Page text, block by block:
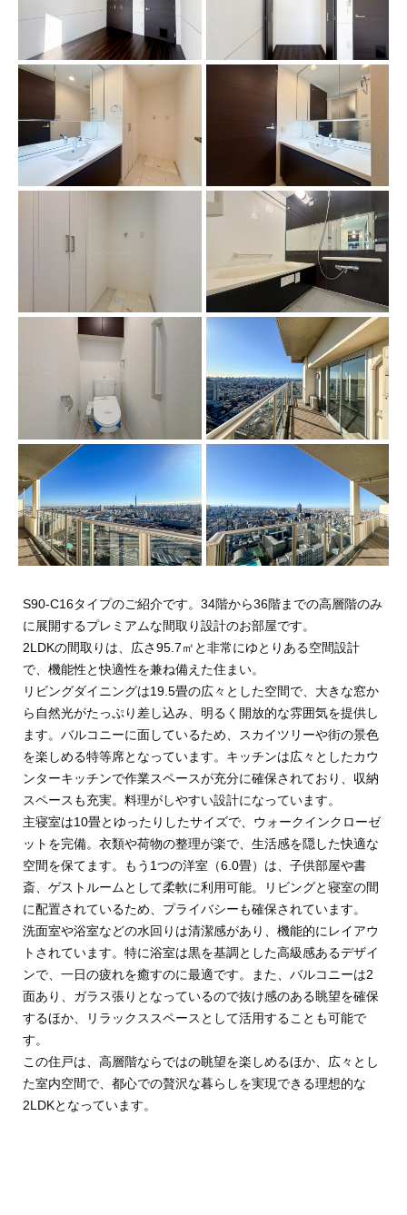
S90-C16タイプのご紹介です。34階から36階までの高層階のみ
に展開するプレミアムな間取り設計のお部屋です。
2LDKの間取りは、広さ95.7㎡と非常にゆとりある空間設計
で、機能性と快適性を兼ね備えた住まい。
リビングダイニングは19.5畳の広々とした空間で、大きな窓か
ら自然光がたっぷり差し込み、明るく開放的な雰囲気を提供し
ます。バルコニーに面しているため、スカイツリーや街の景色
を楽しめる特等席となっています。キッチンは広々としたカウ
ンターキッチンで作業スペースが充分に確保されており、収納
スペースも充実。料理がしやすい設計になっています。
主寝室は10畳とゆったりしたサイズで、ウォークインクローゼ
ットを完備。衣類や荷物の整理が楽で、生活感を隠した快適な
空間を保てます。もう1つの洋室（6.0畳）は、子供部屋や書
斎、ゲストルームとして柔軟に利用可能。リビングと寝室の間
に配置されているため、プライバシーも確保されています。
洗面室や浴室などの水回りは清潔感があり、機能的にレイアウ
トされています。特に浴室は黒を基調とした高級感あるデザイ
ンで、一日の疲れを癒すのに最適です。また、バルコニーは2
面あり、ガラス張りとなっているので抜け感のある眺望を確保
するほか、リラックススペースとして活用することも可能で
す。
この住戸は、高層階ならではの眺望を楽しめるほか、広々とし
た室内空間で、都心での贅沢な暮らしを実現できる理想的な
2LDKとなっています。